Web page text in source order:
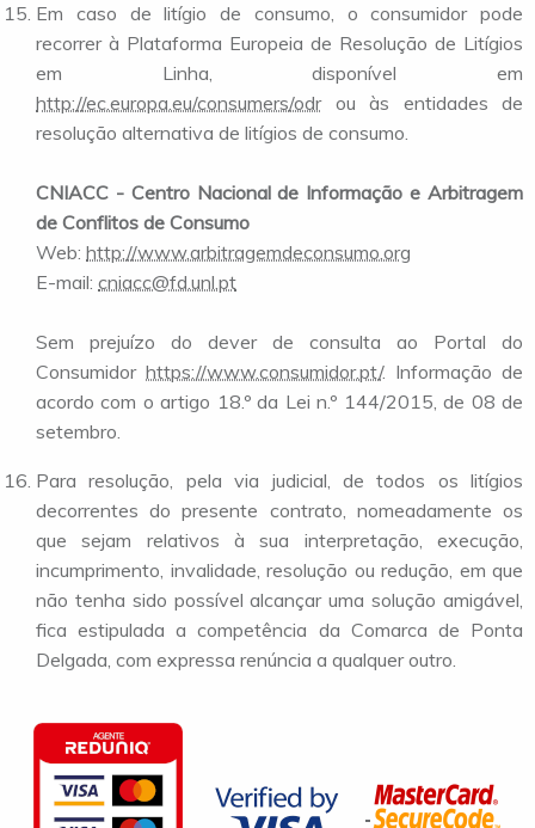
Em caso de litígio de consumo, o consumidor pode
recorrer à Plataforma Europeia de Resolução de Litígios
em Linha, disponível em
http://ec.europa.eu/consumers/odrou às entidades de
resolução alternativa de litígios de consumo.
CNIACC - Centro Nacional de Informação e Arbitragem
de Conflitos de Consumo
Web: http://www.arbitragemdeconsumo.org
E-mail: cniacc@fd.unl.pt
Sem prejuízo do dever de consulta ao Portal do
Consumidor https://www.consumidor.pt/. Informação de
acordo com o artigo 18.º da Lei n.º 144/2015, de 08 de
setembro.
Para resolução, pela via judicial, de todos os litígios
decorrentes do presente contrato, nomeadamente os
que sejam relativos à sua interpretação, execução,
incumprimento, invalidade, resolução ou redução, em que
não tenha sido possível alcançar uma solução amigável,
fica estipulada a competência da Comarca de Ponta
Delgada, com expressa renúncia a qualquer outro.